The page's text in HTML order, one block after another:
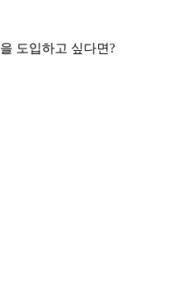
을 도입하고 싶다면?